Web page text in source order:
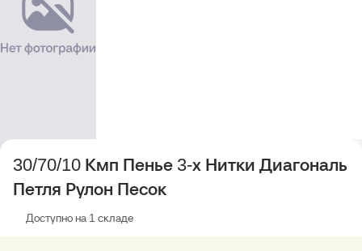
30/70/10 Кмп Пенье 3-х Нитки Диагональ
Петля Рулон Песок
Доступно на 1 складе